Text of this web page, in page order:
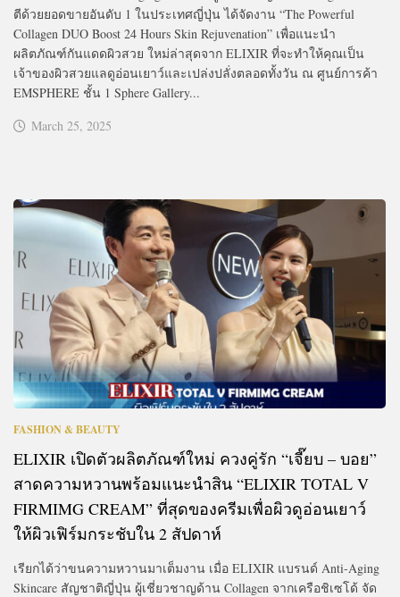
ตีด้วยยอดขายอันดับ 1 ในประเทศญี่ปุ่น ได้จัดงาน “The Powerful
Collagen DUO Boost 24 Hours Skin Rejuvenation” เพื่อแนะนำ
ผลิตภัณฑ์กันแดดผิวสวย ใหม่ล่าสุดจาก ELIXIR ที่จะทำให้คุณเป็น
เจ้าของผิวสวยแลดูอ่อนเยาว์และเปล่งปลั่งตลอดทั้งวัน ณ ศูนย์การค้า
EMSPHERE ชั้น 1 Sphere Gallery...
March 25, 2025
FASHION & BEAUTY
ELIXIR เปิดตัวผลิตภัณฑ์ใหม่ ควงคู่รัก “เจี๊ยบ – บอย”
สาดความหวานพร้อมแนะนำสิน “ELIXIR TOTAL V
FIRMIMG CREAM” ที่สุดของครีมเพื่อผิวดูอ่อนเยาว์
ให้ผิวเฟิร์มกระชับใน 2 สัปดาห์
เรียกได้ว่าขนความหวานมาเต็มงาน เมื่อ ELIXIR แบรนด์ Anti-Aging
Skincare สัญชาติญี่ปุ่น ผู้เชี่ยวชาญด้าน Collagen จากเครือชิเซโด้ จัด